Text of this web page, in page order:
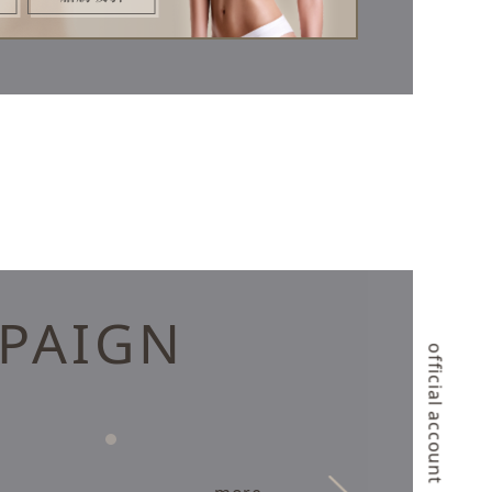
official account